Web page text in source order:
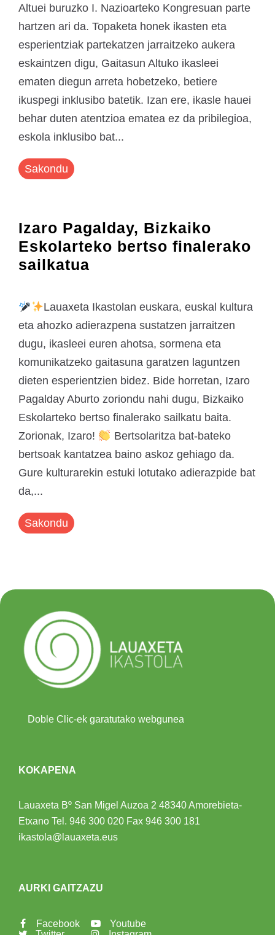
Altuei buruzko I. Nazioarteko Kongresuan parte
hartzen ari da. Topaketa honek ikasten eta
esperientziak partekatzen jarraitzeko aukera
eskaintzen digu, Gaitasun Altuko ikasleei
ematen diegun arreta hobetzeko, betiere
ikuspegi inklusibo batetik. Izan ere, ikasle hauei
behar duten atentzioa ematea ez da pribilegioa,
eskola inklusibo bat...
Sakondu
Izaro Pagalday, Bizkaiko
Eskolarteko bertso finalerako
sailkatua
Lauaxeta Ikastolan euskara, euskal kultura
eta ahozko adierazpena sustatzen jarraitzen
dugu, ikasleei euren ahotsa, sormena eta
komunikatzeko gaitasuna garatzen laguntzen
dieten esperientzien bidez. Bide horretan, Izaro
Pagalday Aburto zoriondu nahi dugu, Bizkaiko
Eskolarteko bertso finalerako sailkatu baita.
Zorionak, Izaro!
Bertsolaritza bat-bateko
bertsoak kantatzea baino askoz gehiago da.
Gure kulturarekin estuki lotutako adierazpide bat
da,...
Sakondu
Doble Clic-ek garatutako webgunea
KOKAPENA
Lauaxeta Bº San Migel Auzoa 2 48340 Amorebieta-
Etxano Tel. 946 300 020 Fax 946 300 181
ikastola@lauaxeta.eus
AURKI GAITZAZU
Facebook
Youtube